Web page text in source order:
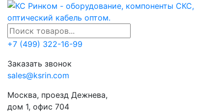
+7 (499) 322-16-99
Заказать звонок
sales@ksrin.com
Москва, проезд Дежнева,
дом 1, офис 704